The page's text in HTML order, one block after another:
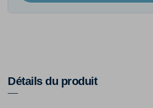
Détails du produit